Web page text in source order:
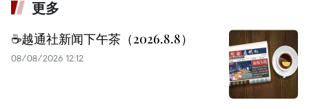
更多
☕️越通社新闻下午茶（2026.8.8）
08/08/2026 12:12